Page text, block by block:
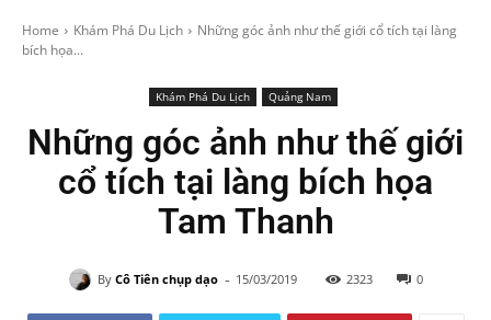
Home Khám Phá Du Lịch
Những góc ảnh như thế giới cổ tích tại làng
bích họa...
Khám Phá Du Lịch Quảng Nam
Những góc ảnh như thế giới
cổ tích tại làng bích họa
Tam Thanh
By Cô Tiên chụp dạo - 15/03/2019 2323 0